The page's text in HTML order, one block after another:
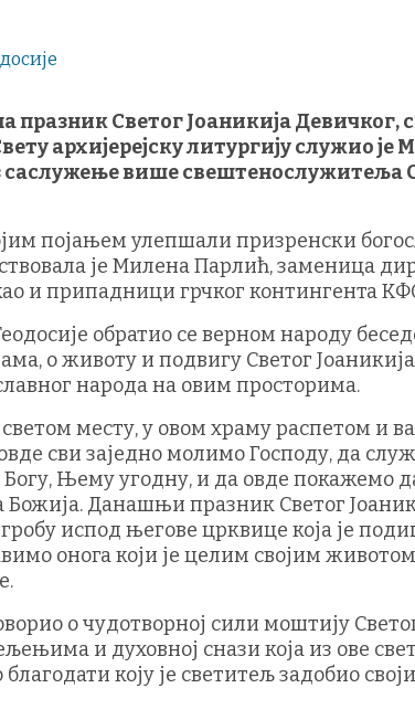
Светог Јоаникија Девичког,
архијерејску литургију служио је
саслужење више свештенослужитеља
појањем улепшали призренски
је Милена Парлић, заменица
и припадници грчког контингента
обратио се верном народу
о животу и подвигу Светог
народа на овим просторима.
месту, у овом храму распетом и
сви заједно молимо Господу, да
Њему угодну, и да овде покажемо
Данашњи празник Светог
испод његове црквице која је
онога који је целим својим
о чудотворној сили моштију
и духовној снази која из ове
коју је светитељ задобио